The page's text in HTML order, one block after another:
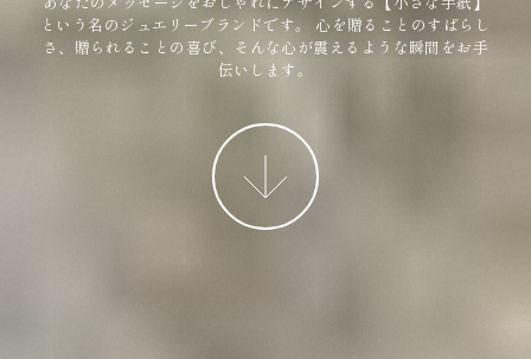
という名のジュエリーブランドです。
心を贈ることのすばらし
さ、贈られることの喜び、そんな心が震えるような瞬間をお手
伝いします。